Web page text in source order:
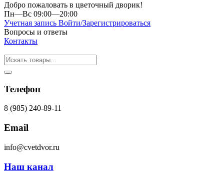
Добро пожаловать в цветочный дворик!
Пн—Вс 09:00—20:00
Учетная запись Войти/Зарегистрироваться
Вопросы и ответы
Контакты
Телефон
8 (985) 240-89-11
Email
info@cvetdvor.ru
Наш канал